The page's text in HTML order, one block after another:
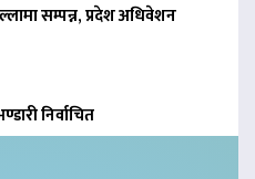
सम्पन्न, प्रदेश अधिवेशन
निर्वाचित